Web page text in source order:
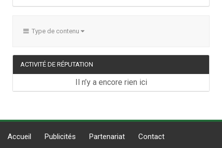
Type de contenu
ACTIVITÉ DE RÉPUTATION
Il n’y a encore rien ici
Accueil Publicités Partenariat Contact